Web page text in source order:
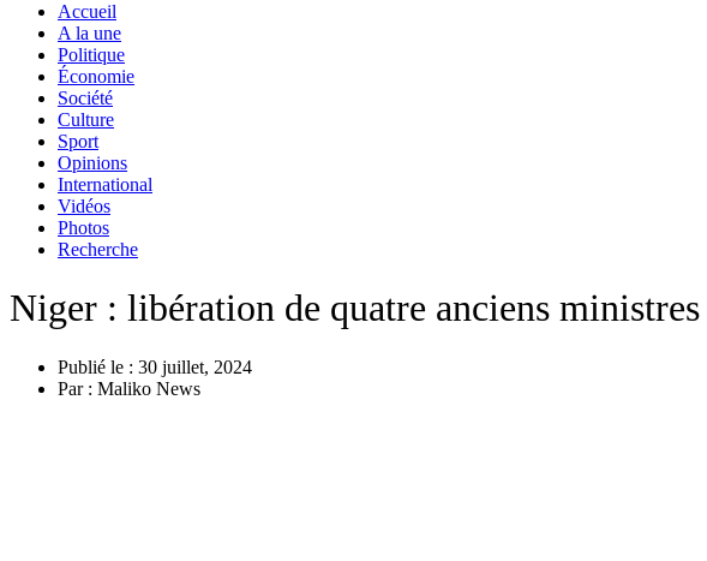
Accueil
A la une
Politique
Économie
Société
Culture
Sport
Opinions
International
Vidéos
Photos
Recherche
Niger : libération de quatre anciens
Publié le : 30 juillet, 2024
Par : Maliko News